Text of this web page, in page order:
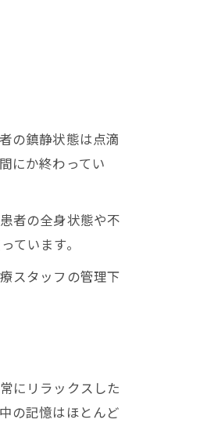
の鎮静状態は点滴
にか終わってい
者の全身状態や不
ています。
スタッフの管理下
にリラックスした
の記憶はほとんど